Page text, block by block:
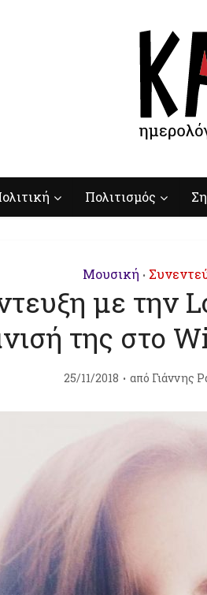
Πολιτισμός
Μουσική •
με την
της στο
25/11/2018 από Γιάννης